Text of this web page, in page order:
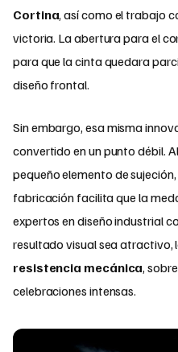
Cortina, así como el trabajo
victoria. La abertura para el
para que la cinta quedara
diseño frontal.
Sin embargo, esa misma
convertido en un punto débil.
pequeño elemento de
fabricación facilita que la
expertos en diseño industrial
resultado visual sea atractivo,
resistencia mecánica,
celebraciones intensas.